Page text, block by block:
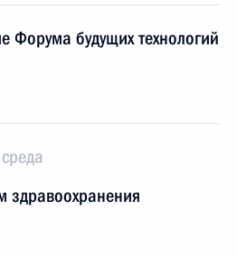
Форума будущих технологий
здравоохранения